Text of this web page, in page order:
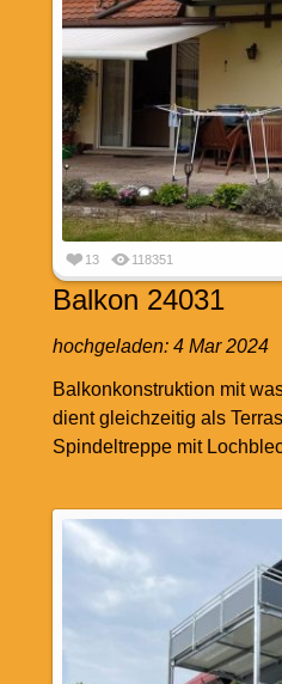
13 118351
Balkon 24031
hochgeladen: 4 Mar 2024
Balkonkonstruktion mit
dient gleichzeitig als
Spindeltreppe mit